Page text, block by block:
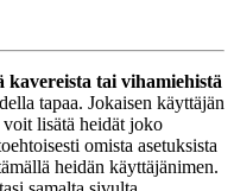
tai vihamiehistä
tapaa. Jokaisen käyttäjän
lisätä heidät joko
omista asetuksista
heidän käyttäjänimen.